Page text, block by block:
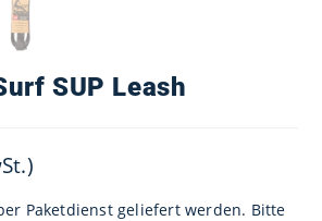
SUP Leash
Paketdienst geliefert werden. Bitte